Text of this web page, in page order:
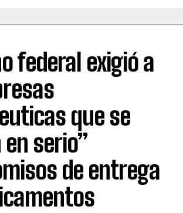
federal exigió a
que se
serio”
de entrega